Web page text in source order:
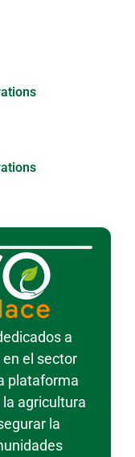
a
el sector
plataforma
agricultura
la